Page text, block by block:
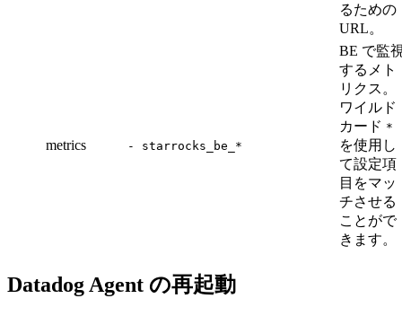
るための
URL。
metrics - starrocks_be_*
BE で監
するメト
リクス。
ワイルド
カード *
を使用し
て設定項
目をマッ
チさせる
ことがで
きます。
Datadog Agent の再起動